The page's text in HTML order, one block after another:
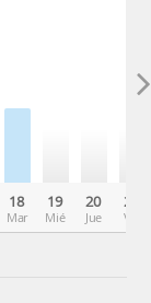
18
Mar
19
Mié
20
Jue
21
Vie